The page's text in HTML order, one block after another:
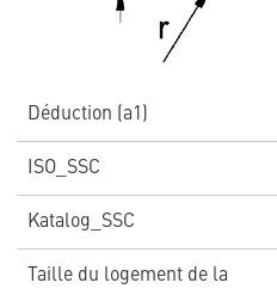
Déduction (a1)
ISO_SSC
Katalog_SSC
Taille du logement de la